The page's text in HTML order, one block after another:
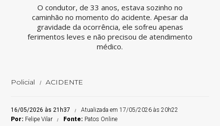
O condutor, de 33 anos, estava sozinho no
caminhão no momento do acidente. Apesar da
gravidade da ocorrência, ele sofreu apenas
ferimentos leves e não precisou de atendimento
médico.
Policial ACIDENTE
16/05/2026 às 21h37
Atualizada em 17/05/2026 às 20h22
Por: Felipe Vilar Fonte: Patos Online